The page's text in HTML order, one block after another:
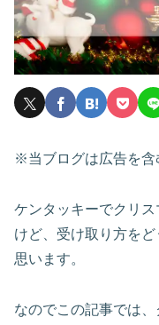
※当ブログは広告を含
ケンタッキーでクリ
けど、受け取り方を
思います。
なのでこの記事では